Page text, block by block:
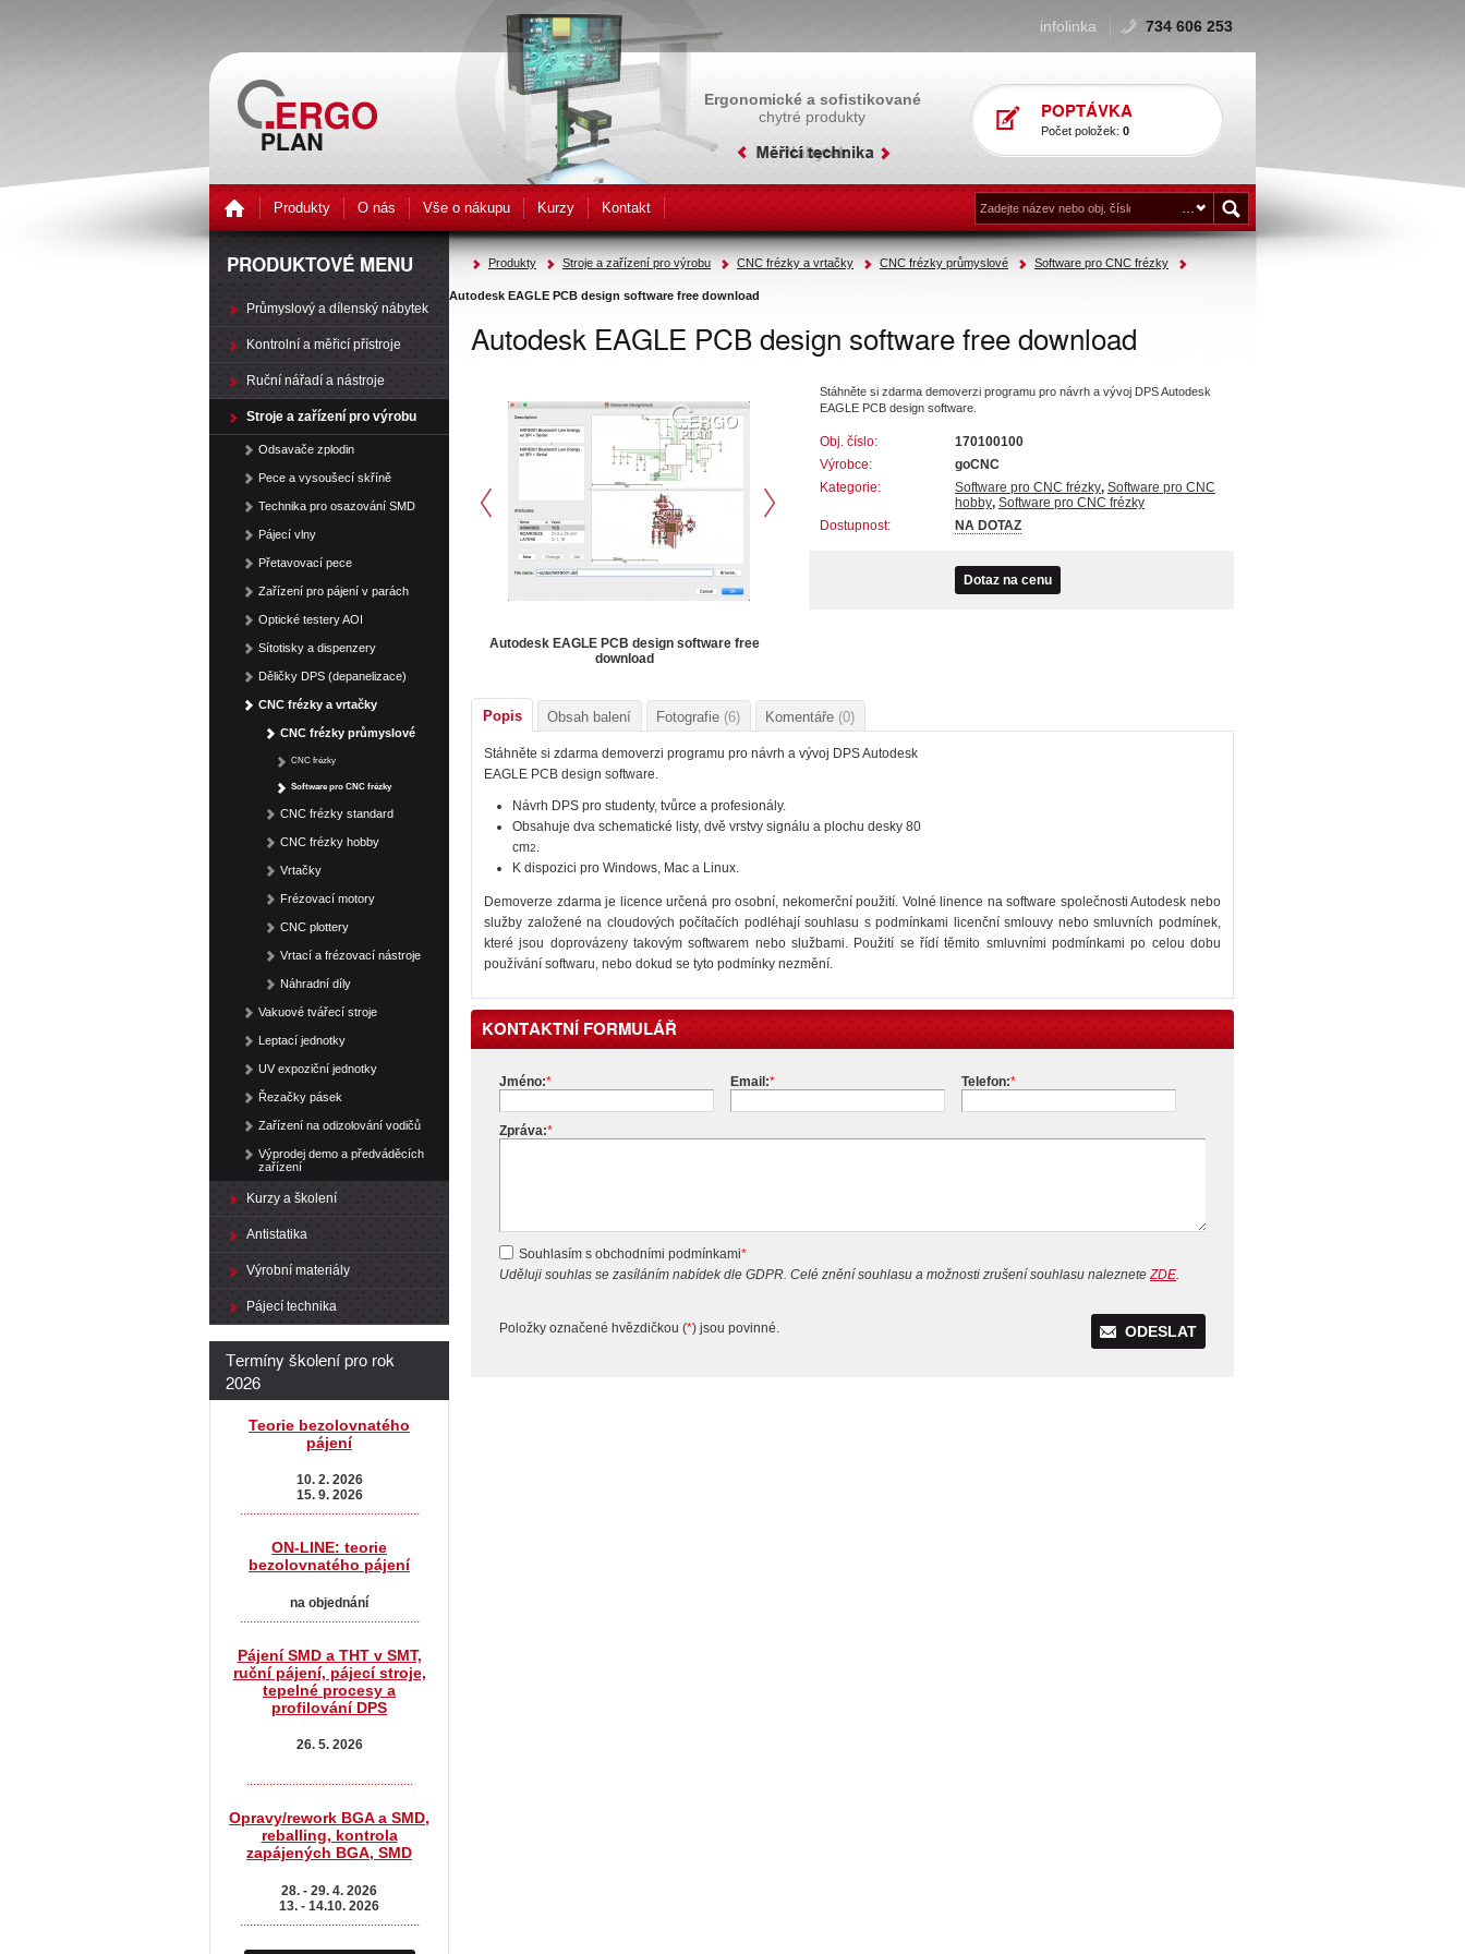
Ergonomické a sofistikované
chytré produkty
infolinka 734 606 253
POPTÁVKA
Počet položek: 0
Produkty O nás Vše o nákupu Kurzy Kontakt
Produkty Stroje a zařízení pro výrobu CNC frézky a vrtačky CNC frézky průmyslové Software pro CNC frézky
Autodesk EAGLE PCB design software free download
Autodesk EAGLE PCB design software free download
Stáhněte si zdarma demoverzi programu pro návrh a vývoj DPS Autodesk
EAGLE PCB design software.
Obj. číslo:
170100100
Výrobce:
goCNC
Kategorie:
Software pro CNC frézky, Software pro CNC
hobby, Software pro CNC frézky
Dostupnost:
NA DOTAZ
Dotaz na cenu
Autodesk EAGLE PCB design software free
download
Popis Obsah balení Fotografie (6) Komentáře (0)
Stáhněte si zdarma demoverzi programu pro návrh a vývoj DPS Autodesk
EAGLE PCB design software.
Návrh DPS pro studenty, tvůrce a profesionály.
Obsahuje dva schematické listy, dvě vrstvy signálu a plochu desky 80
cm2.
K dispozici pro Windows, Mac a Linux.
Demoverze zdarma je licence určená pro osobní, nekomerční použití. Volné linence na software společnosti Autodesk nebo
služby založené na cloudových počítačích podléhají souhlasu s podmínkami licenční smlouvy nebo smluvních podmínek,
které jsou doprovázeny takovým softwarem nebo službami. Použití se řídí těmito smluvními podmínkami po celou dobu
používání softwaru, nebo dokud se tyto podmínky nezmění.
KONTAKTNÍ FORMULÁŘ
Jméno:* Email:* Telefon:*
Zpráva:*
Souhlasím s obchodními podmínkami*
Uděluji souhlas se zasíláním nabídek dle GDPR. Celé znění souhlasu a možnosti zrušení souhlasu nalezneteZDE.
ODESLAT
Položky označené hvězdičkou (*) jsou povinné.
PRODUKTOVÉ MENU
Průmyslový a dílenský nábytek
Kontrolní a měřicí přístroje
Ruční nářadí a nástroje
Stroje a zařízení pro výrobu
Odsavače zplodin
Pece a vysoušecí skříně
Technika pro osazování SMD
Pájecí vlny
Přetavovací pece
Zařízení pro pájení v parách
Optické testery AOI
Sítotisky a dispenzery
Děličky DPS (depanelizace)
CNC frézky a vrtačky
CNC frézky průmyslové
CNC frézky
Software pro CNC frézky
CNC frézky standard
CNC frézky hobby
Vrtačky
Frézovací motory
CNC plottery
Vrtací a frézovací nástroje
Náhradní díly
Vakuové tvářecí stroje
Leptací jednotky
UV expoziční jednotky
Řezačky pásek
Zařízení na odizolování vodičů
Výprodej demo a předváděcích
zařízení
Kurzy a školení
Antistatika
Výrobní materiály
Pájecí technika
Termíny školení pro rok
2026
Teorie bezolovnatého
pájení
10. 2. 2026
15. 9. 2026
.......................................................
ON-LINE: teorie
bezolovnatého pájení
na objednání
Pájení SMD a THT v SMT,
ruční pájení, pájecí stroje,
tepelné procesy a
profilování DPS
26. 5. 2026
...................................................
Opravy/rework BGA a SMD,
reballing, kontrola
zapájených BGA, SMD
28. - 29. 4. 2026
13. - 14.10. 2026